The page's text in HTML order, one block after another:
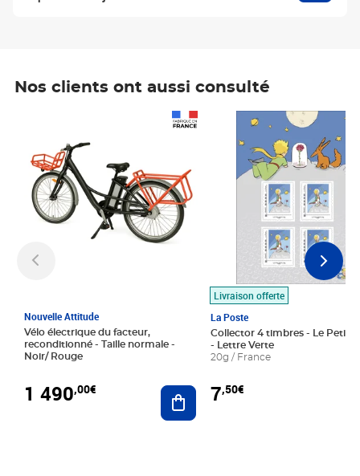
Nos clients ont aussi consulté
Nouvelle Attitude
Vélo électrique du facteur,
reconditionné - Taille normale -
Noir/ Rouge
1 490,00€ Ajouter au panier
Livraison offerte
La Poste
Collector 4 timbres - Le Petit
- Lettre Verte
20g / France
7,50€
Prix 7,50€